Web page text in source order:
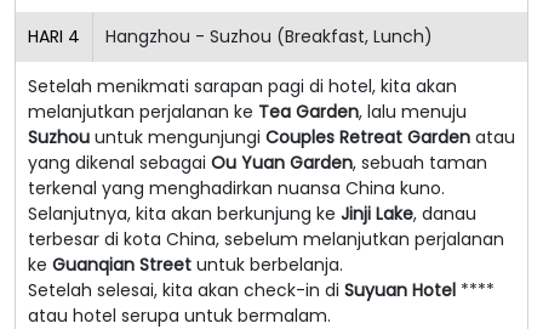
HARI 4 Hangzhou - Suzhou (Breakfast, Lunch)
Setelah menikmati sarapan pagi di hotel, kita akan
melanjutkan perjalanan ke Tea Garden, lalu menuju
Suzhou untuk mengunjungi Couples Retreat Garden atau
yang dikenal sebagai Ou Yuan Garden, sebuah taman
terkenal yang menghadirkan nuansa China kuno.
Selanjutnya, kita akan berkunjung ke Jinji Lake, danau
terbesar di kota China, sebelum melanjutkan perjalanan
ke Guanqian Street untuk berbelanja.
Setelah selesai, kita akan check-in di Suyuan Hotel ****
atau hotel serupa untuk bermalam.